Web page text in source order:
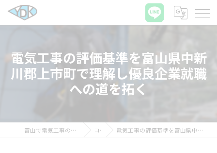
電気工事の評価基準を富山県中新
川郡上市町で理解し優良企業就職
への道を拓く
富山で電気工事の求人ならワイディケイ株式会社 コラム 電気工事の評価基準を富山県中新川郡上市町で理解し優良企業就職への道を拓く